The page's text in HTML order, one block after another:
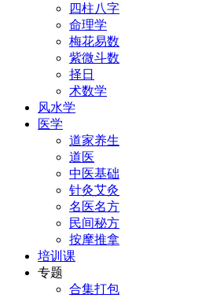
四柱八字
命理学
梅花易数
紫微斗数
择日
术数学
风水学
医学
道家养生
道医
中医基础
针灸艾灸
名医名方
民间秘方
按摩推拿
培训课
专题
合集打包